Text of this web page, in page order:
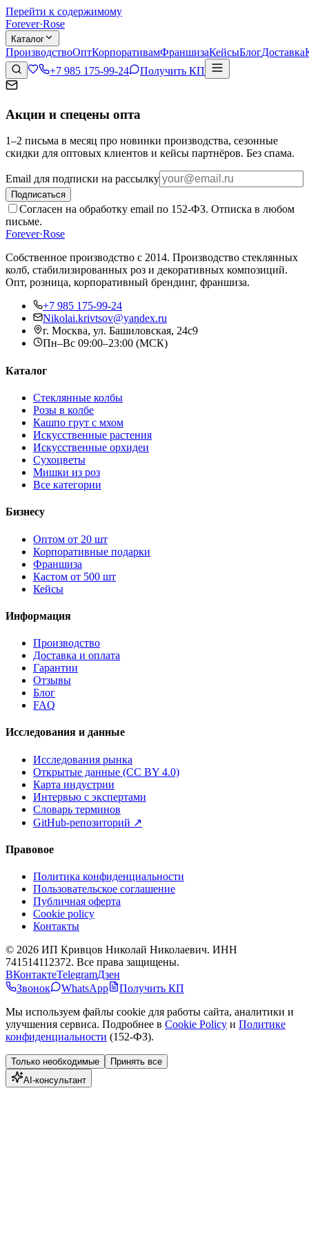
Перейти к содержимому
Forever·Rose
Каталог
ПроизводствоОптКорпоративамФраншизаКейсыБлогДоставка
+7 985 175-99-24
Получить КП
Акции и спецены опта
1–2 письма в месяц про новинки производства, сезонные
скидки для оптовых клиентов и кейсы партнёров. Без спама.
Email для подписки на рассылку
Подписаться
Согласен на обработку email по 152-ФЗ. Отписка в любом
письме.
Forever·Rose
Собственное производство с 2014. Производство стеклянных
колб, стабилизированных роз и декоративных композиций.
Опт, розница, корпоративный брендинг, франшиза.
+7 985 175-99-24
Nikolai.krivtsov@yandex.ru
г. Москва, ул. Башиловская, 24с9
Пн–Вс 09:00–23:00 (МСК)
Каталог
Стеклянные колбы
Розы в колбе
Кашпо грут с мхом
Искусственные растения
Искусственные орхидеи
Сухоцветы
Мишки из роз
Все категории
Бизнесу
Оптом от 20 шт
Корпоративные подарки
Франшиза
Кастом от 500 шт
Кейсы
Информация
Производство
Доставка и оплата
Гарантии
Отзывы
Блог
FAQ
Исследования и данные
Исследования рынка
Открытые данные (CC BY 4.0)
Карта индустрии
Интервью с экспертами
Словарь терминов
GitHub-репозиторий ↗
Правовое
Политика конфиденциальности
Пользовательское соглашение
Публичная оферта
Cookie policy
Контакты
© 2026 ИП Кривцов Николай Николаевич. ИНН
741514112372. Все права защищены.
ВКонтактеTelegramДзен
Звонок
WhatsApp
Получить КП
Мы используем файлы cookie для работы сайта, аналитики и
улучшения сервиса. Подробнее в Cookie Policy и Политике
конфиденциальности (152-ФЗ).
Только необходимые
Принять все
AI-консультант